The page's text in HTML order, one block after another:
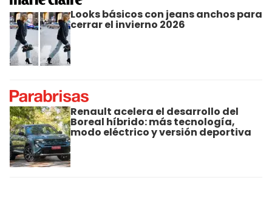
Looks básicos con jeans anchos para
cerrar el invierno 2026
Renault acelera el desarrollo del
Boreal híbrido: más tecnología,
modo eléctrico y versión deportiva